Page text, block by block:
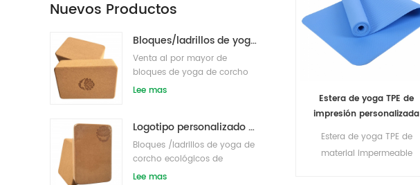
Nuevos Productos
Bloques/ladrillos de yoga de corcho natural ecológicos con impresión de logotipo al por mayor
Venta al por mayor de
bloques de yoga de corcho
de etiqueta privada
Lee mas
Logotipo personalizado que imprime bloques de yoga de corcho ecológicos para entrenamiento físico
Bloques /ladrillos de yoga de
corcho ecológicos de
etiqueta privada impresos
Lee mas
Estera de yoga TPE de
impresión personalizada
ambiente de moda de
nuevo estilo
Estera de yoga TPE de
material impermeable